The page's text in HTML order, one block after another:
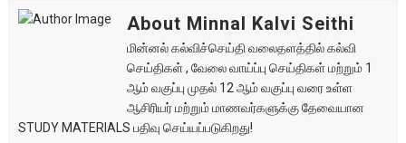
About Minnal Kalvi Seithi
மின்னல் கல்விச்செய்தி வலைதளத்தில் கல்வி
செய்திகள் , வேலை வாய்ப்பு செய்திகள் மற்றும் 1
ஆம் வகுப்பு முதல் 12 ஆம் வகுப்பு வரை உள்ள
ஆசிரியர் மற்றும் மாணவர்களுக்கு தேவையான
STUDY MATERIALS பதிவு செய்யப்படுகிறது!